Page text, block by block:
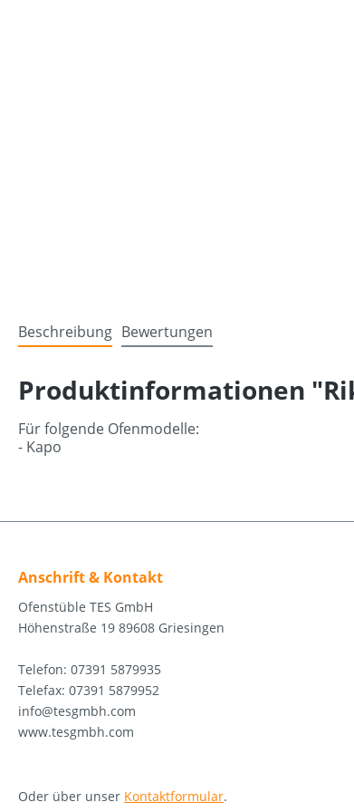
Beschreibung Bewertungen
Produktinformationen
Für folgende Ofenmodelle:
- Kapo
Anschrift & Kontakt
Ofenstüble TES GmbH
Höhenstraße 19 89608 Griesingen
Telefon: 07391 5879935
Telefax: 07391 5879952
info@tesgmbh.com
www.tesgmbh.com
Oder über unser Kontaktformular.